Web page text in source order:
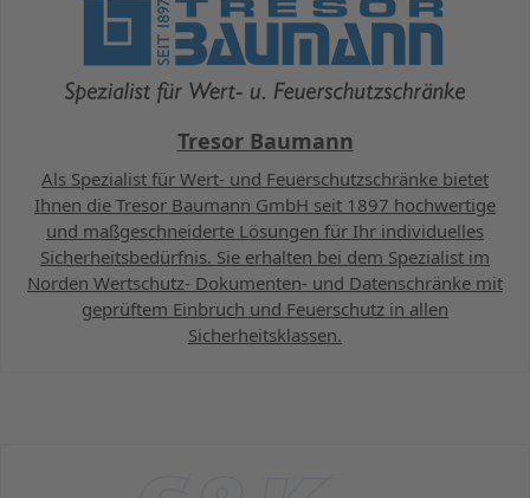
Tresor Baumann
Als Spezialist für Wert- und Feuerschutzschränke bietet
Ihnen die Tresor Baumann GmbH seit 1897 hochwertige
und maßgeschneiderte Lösungen für Ihr individuelles
Sicherheitsbedürfnis. Sie erhalten bei dem Spezialist im
Norden Wertschutz- Dokumenten- und Datenschränke mit
geprüftem Einbruch und Feuerschutz in allen
Sicherheitsklassen.